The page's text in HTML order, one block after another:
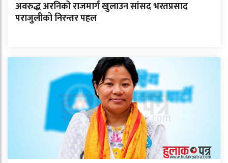
अवरुद्ध अरनिको राजमार्ग खुलाउन सांसद भरतप्रसाद
पराजुलीको निरन्तर पहल